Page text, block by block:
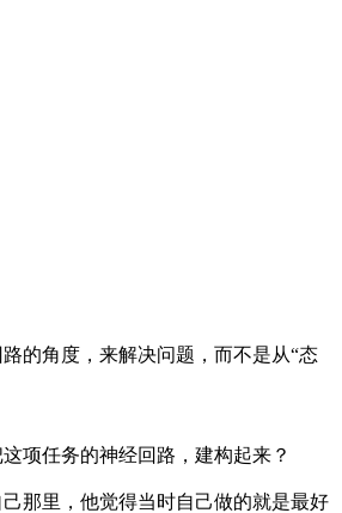
的角度，来解决问题，而不是从“态
项任务的神经回路，建构起来？
那里，他觉得当时自己做的就是最好